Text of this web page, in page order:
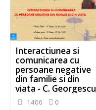
Interactiunea si
comunicarea cu
persoane negative
din familie si din
viata - C. Georgescu
1406 0